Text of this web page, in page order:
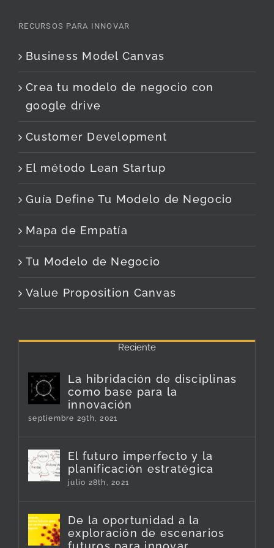
RECURSOS PARA INNOVAR
Business Model Canvas
Crea tu modelo de negocio con
google drive
Customer Development
El método Lean Startup
Guía Define Tu Modelo de Negocio
Mapa de Empatía
Tu Modelo de Negocio
Value Proposition Canvas
Reciente
La hibridación de disciplinas
como base para la
innovación
septiembre 29th, 2021
El futuro imperfecto y la
planificación estratégica
julio 28th, 2021
De la oportunidad a la
exploración de escenarios